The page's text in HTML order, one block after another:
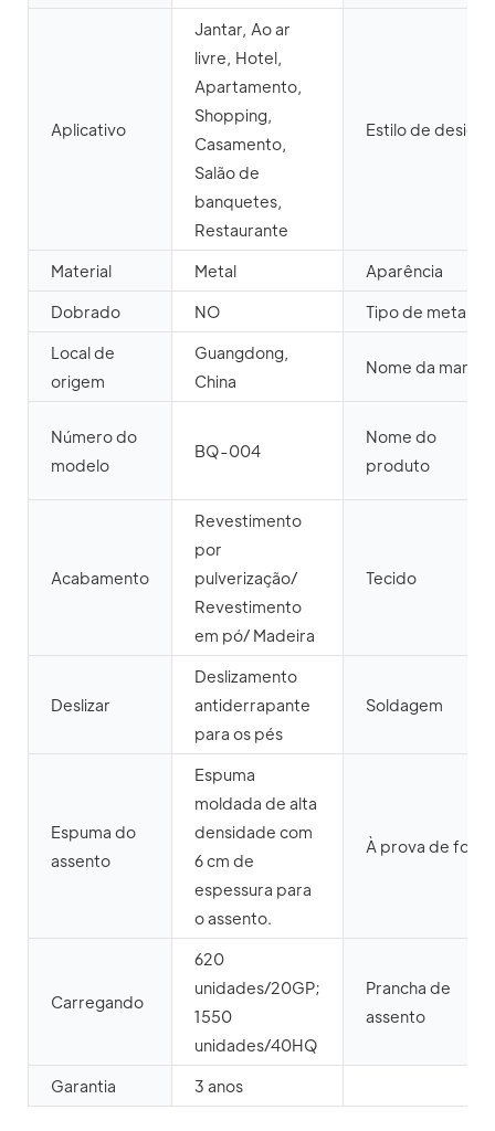
Aplicativo
Jantar, Ao ar
livre, Hotel,
Apartamento,
Shopping,
Casamento,
Salão de
banquetes,
Restaurante
Estilo de design
Material Metal Aparência
Dobrado NO Tipo de metal
Local de
origem
Guangdong,
China
Nome da marca
Número do
modelo
BQ-004
Nome do
produto
Acabamento
Revestimento
por
pulverização/
Revestimento
em pó/ Madeira
Tecido
Deslizar
Deslizamento
antiderrapante
para os pés
Soldagem
Espuma do
assento
Espuma
moldada de alta
densidade com
6 cm de
espessura para
o assento.
À prova de fogo
Carregando
620
unidades/20GP;
1550
unidades/40HQ
Prancha de
assento
Garantia 3 anos